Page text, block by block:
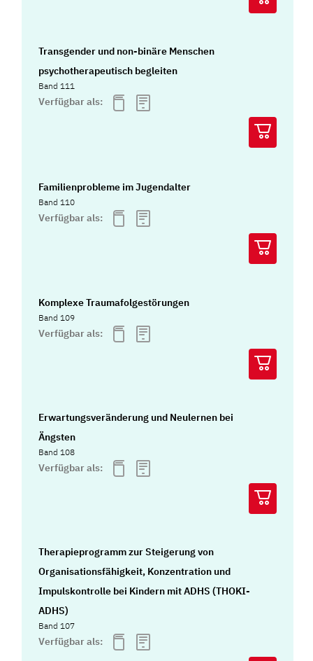
Transgender und non-binäre Menschen
psychotherapeutisch begleiten
Band 111
Verfügbar als:
Familienprobleme im Jugendalter
Band 110
Verfügbar als:
Komplexe Traumafolgestörungen
Band 109
Verfügbar als:
Erwartungsveränderung und Neulernen bei
Ängsten
Band 108
Verfügbar als:
Therapieprogramm zur Steigerung von
Organisationsfähigkeit, Konzentration und
Impulskontrolle bei Kindern mit ADHS (THOKI-
ADHS)
Band 107
Verfügbar als: